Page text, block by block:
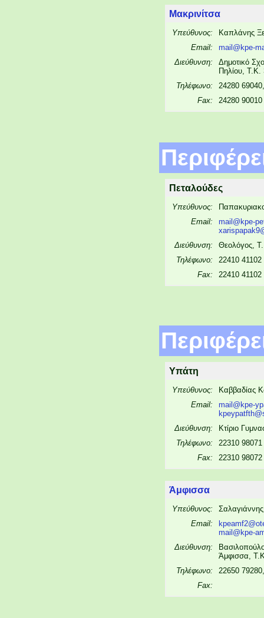
Μακρινίτσα
Υπεύθυνος:
Καπλάνης
Email:
mail@kpe-
Διεύθυνση:
Δημοτικό
Πηλίου, Τ.Κ.
Τηλέφωνο:
24280
Fax:
24280 90010
Πεταλούδες
Υπεύθυνος:
Email:
mail@kpe-
Διεύθυνση:
Θεολόγος,
Τηλέφωνο:
22410 41102
Fax:
22410 41102
Υπάτη
Υπεύθυνος:
Καββαδίας
Email:
mail@kpe-
Διεύθυνση:
Κτίριο
Τηλέφωνο:
22310 98071
Fax:
22310 98072
Άμφισσα
Υπεύθυνος:
Email:
mail@kpe-
Διεύθυνση:
Άμφισσα,
Τηλέφωνο:
22650
Fax: